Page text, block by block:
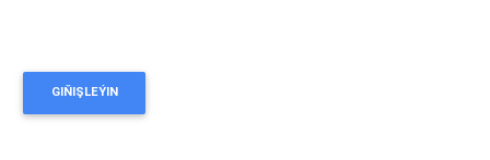
GIŇIŞLEÝIN